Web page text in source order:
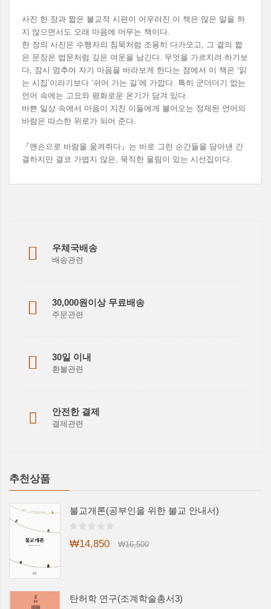
사진 한 장과 짧은 불교적 시편이 어우러진 이 책은 많은 말을 하
지 않으면서도 오래 마음에 머무는 책이다.
한 장의 사진은 수행자의 침묵처럼 조용히 다가오고, 그 곁의 짧
은 문장은 법문처럼 깊은 여운을 남긴다. 무엇을 가르치려 하기보
다, 잠시 멈추어 자기 마음을 바라보게 한다는 점에서 이 책은 ‘읽
는 시집’이라기보다 ‘쉬어 가는 길’에 가깝다. 특히 군더더기 없는
언어 속에는 고요와 평화로운 온기가 담겨 있다.
바쁜 일상 속에서 마음이 지친 이들에게 불어오는 정제된 언어의
바람은 따스한 위로가 되어 준다.
『맨손으로 바람을 움켜쥐다』는 바로 그런 순간들을 담아낸 간
결하지만 결코 가볍지 않은, 묵직한 울림이 있는 시선집이다.
우체국배송
배송관련
30,000원이상 무료배송
주문관련
30일 이내
환불관련
안전한 결제
결제관련
추천상품
불교개론(공부인을 위한 불교 안내서)
₩14,850 ₩16,500
탄허학 연구(조계학술총서3)